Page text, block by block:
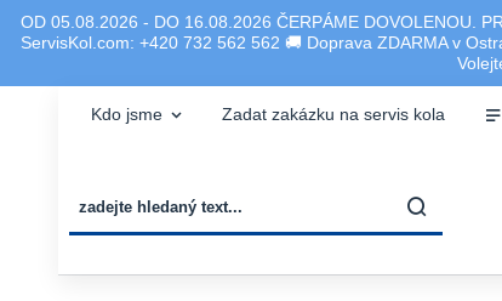
OD 05.08.2026 - DO 16.08.2026 ČERPÁME DOVOLENOU.
ServisKol.com: +420 732 562 562 🚚 Doprava ZDARMA v
Kdo jsme Zadat zakázku na servis kola